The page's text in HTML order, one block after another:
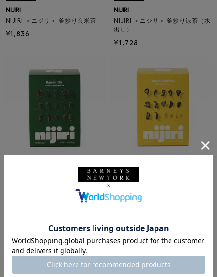
NIJIRI
NIJIRI ＜ニジリ＞ 釜炒り玄米茶
¥1,836
NIJIRI
NIJIRI ＜ニジリ＞ 釜炒り緑茶（水
出し）
¥1,728
NIJIRI ＜ニジリ＞ 釜炒り緑茶
返品不可
NIJIRI
NIJIRI ＜ニジリ＞ 釜炒り緑茶（柚
子）
¥1,836